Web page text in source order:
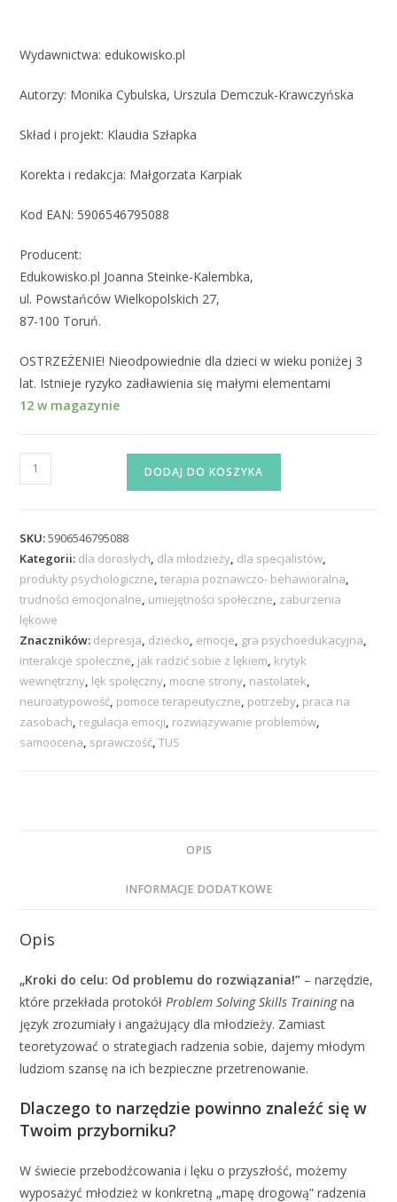
Wydawnictwa: edukowisko.pl
Autorzy: Monika Cybulska, Urszula Demczuk-Krawczyńska
Skład i projekt: Klaudia Szłapka
Korekta i redakcja: Małgorzata Karpiak
Kod EAN: 5906546795088
Producent:
Edukowisko.pl Joanna Steinke-Kalembka,
ul. Powstańców Wielkopolskich 27,
87-100 Toruń.
OSTRZEŻENIE! Nieodpowiednie dla dzieci w wieku poniżej 3
lat. Istnieje ryzyko zadławienia się małymi elementami
12 w magazynie
DODAJ DO KOSZYKA
SKU:5906546795088
Kategorii: dla dorosłych, dla młodzieży, dla specjalistów,
produkty psychologiczne,terapia poznawczo- behawioralna,
trudności emocjonalne, umiejętności społeczne, zaburzenia
lękowe
Znaczników: depresja, dziecko, emocje, gra psychoedukacyjna,
interakcje społeczne, jak radzić sobie z lękiem, krytyk
wewnętrzny, lęk społęczny, mocne strony, nastolatek,
neuroatypowość, pomoce terapeutyczne, potrzeby, praca na
zasobach, regulacja emocji, rozwiązywanie problemów,
samoocena, sprawczość,TUS
OPIS
INFORMACJE DODATKOWE
Opis
„Kroki do celu: Od problemu do rozwiązania!” – narzędzie,
które przekłada protokół Problem Solving Skills Trainingna
język zrozumiały i angażujący dla młodzieży. Zamiast
teoretyzować o strategiach radzenia sobie, dajemy młodym
ludziom szansę na ich bezpieczne przetrenowanie.
Dlaczego to narzędzie powinno znaleźć się w
Twoim przyborniku?
W świecie przebodźcowania i lęku o przyszłość, możemy
wyposażyć młodzież w konkretną „mapę drogową” radzenia